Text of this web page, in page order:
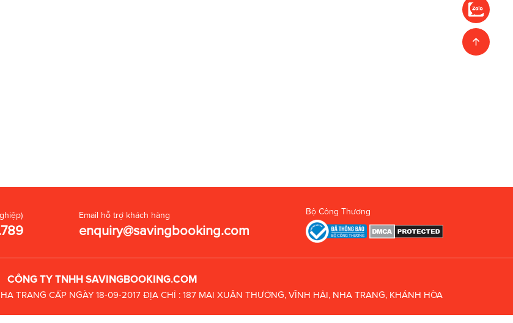
Email hỗ trợ khách hàng
enquiry@savingbooking.com
Bộ Công Thương
CÔNG TY TNHH SAVINGBOOKING.COM
TRANG CẤP NGÀY 18-09-2017 ĐỊA CHỈ : 187 MAI XUÂN THƯỞNG, VĨNH HẢI, NHA TRANG, KHÁNH HÒA